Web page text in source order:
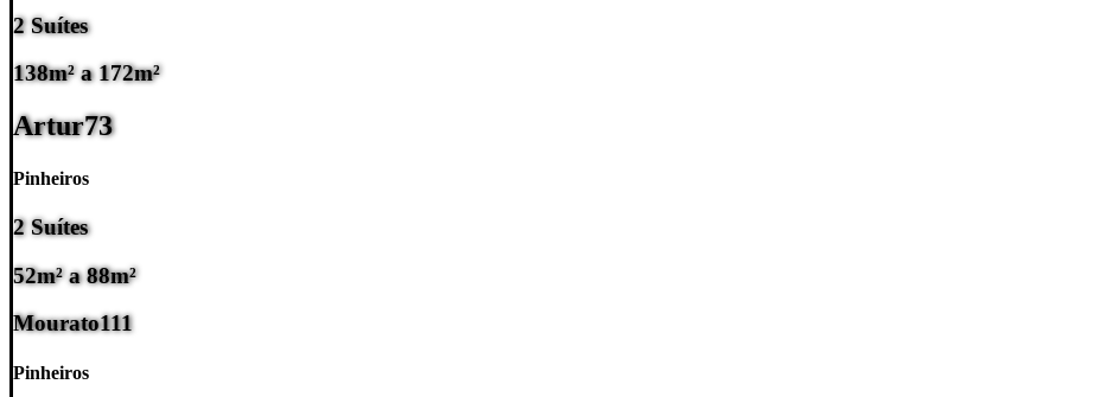
2 Suítes
138m² a 172m²
Artur73
Pinheiros
2 Suítes
52m² a 88m²
Mourato111
Pinheiros